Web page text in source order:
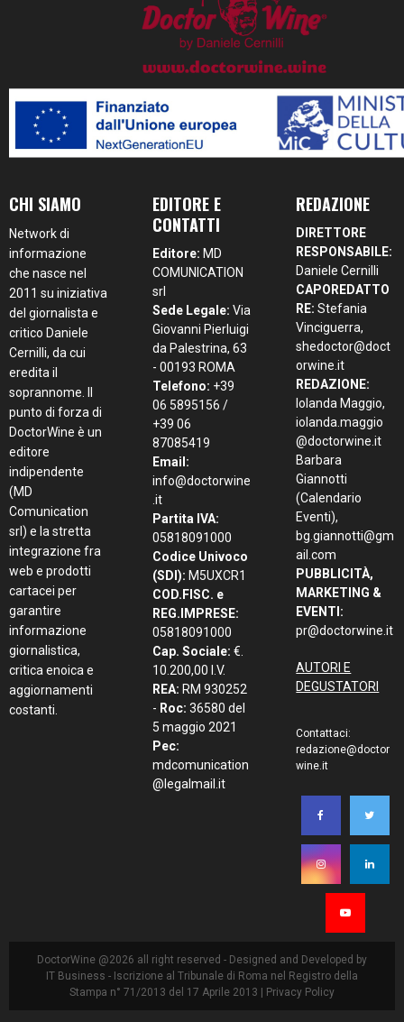
CHI SIAMO
Network di
informazione
che nasce nel
2011 su iniziativa
del giornalista e
critico Daniele
Cernilli, da cui
eredita il
soprannome. Il
punto di forza di
DoctorWine è un
editore
indipendente
(MD
Comunication
srl) e la stretta
integrazione fra
web e prodotti
cartacei per
garantire
informazione
giornalistica,
critica enoica e
aggiornamenti
costanti.
EDITORE E
CONTATTI
Editore: MD
COMUNICATION
srl
Sede Legale: Via
Giovanni Pierluigi
da Palestrina, 63
- 00193 ROMA
Telefono: +39
06 5895156 /
+39 06
87085419
Email:
info@doctorwine
.it
Partita IVA:
05818091000
Codice Univoco
(SDI): M5UXCR1
COD.FISC. e
REG.IMPRESE:
05818091000
Cap. Sociale: €.
10.200,00 I.V.
REA: RM 930252
- Roc: 36580 del
5 maggio 2021
Pec:
mdcomunication
@legalmail.it
REDAZIONE
DIRETTORE
RESPONSABILE:
Daniele Cernilli
CAPOREDATTO
RE: Stefania
Vinciguerra,
shedoctor@doct
orwine.it
REDAZIONE:
Iolanda Maggio,
iolanda.maggio
@doctorwine.it
Barbara
Giannotti
(Calendario
Eventi),
bg.giannotti@gm
ail.com
PUBBLICITÀ,
MARKETING &
EVENTI:
pr@doctorwine.it
AUTORI E
DEGUSTATORI
Contattaci:
redazione@doctor
wine.it
DoctorWine @2026 all right reserved - Designed and Developed by
IT Business - Iscrizione al Tribunale di Roma nel Registro della
Stampa n° 71/2013 del 17 Aprile 2013 | Privacy Policy